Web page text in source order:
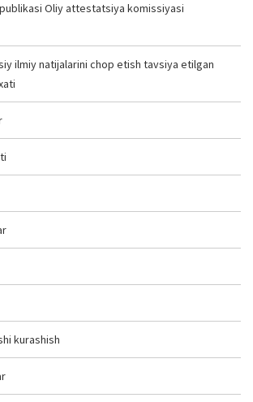
Oliy attestatsiya komissiyasi
ilmiy natijalarini chop etish tavsiya etilgan
kurashish